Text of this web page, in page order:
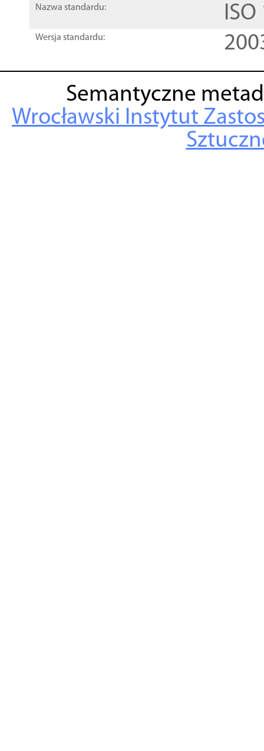
Nazwa standardu:
Wersja standardu:
Semantyczne
Wrocławski Instytut